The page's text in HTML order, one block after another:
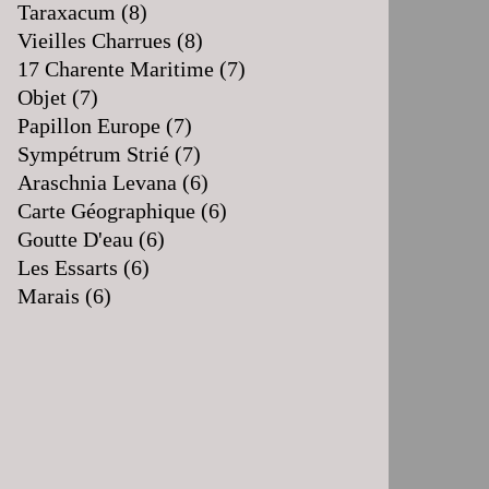
Taraxacum (8)
Vieilles Charrues (8)
17 Charente Maritime (7)
Objet (7)
Papillon Europe (7)
Sympétrum Strié (7)
Araschnia Levana (6)
Carte Géographique (6)
Goutte D'eau (6)
Les Essarts (6)
Marais (6)